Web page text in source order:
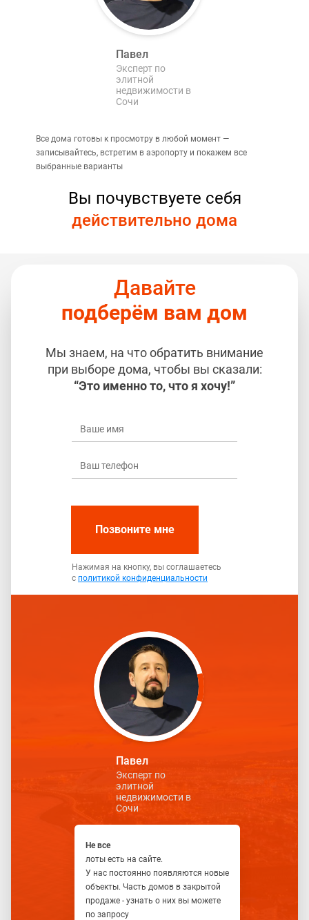
Павел
Эксперт по
элитной
недвижимости в
Сочи
Все дома готовы к просмотру в любой момент —
записывайтесь, встретим в аэропорту и покажем все
выбранные варианты
Вы почувствуете себя
действительно дома
Давайте
подберём вам дом
Мы знаем, на что обратить внимание
при выборе дома, чтобы вы сказали:
“Это именно то, что я хочу!”
Позвоните мне
Нажимая на кнопку, вы соглашаетесь
с политикой конфиденциальности
Павел
Эксперт по
элитной
недвижимости в
Сочи
Не все
лоты есть на сайте.
У нас постоянно появляются новые
объекты. Часть домов в закрытой
продаже - узнать о них вы можете
по запросу